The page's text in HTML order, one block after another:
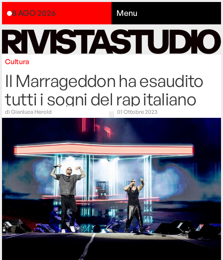
8 AGO 2026 Menu
Cultura
Il Marrageddon ha esaudito
tutti i sogni del rap italiano
diGianluca Herold 01 Ottobre 2023